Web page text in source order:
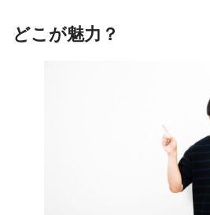
どこが魅力？